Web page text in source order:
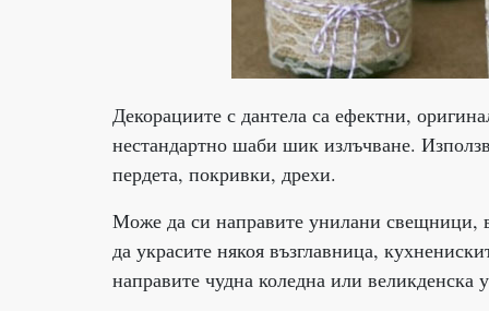
Декорациите с дантела са ефектни,
нестандартно шаби шик излъчване.
пердета, покривки, дрехи.
Може да си направите унилани свещници,
да украсите някоя възглавница,
направите чудна коледна или великденска